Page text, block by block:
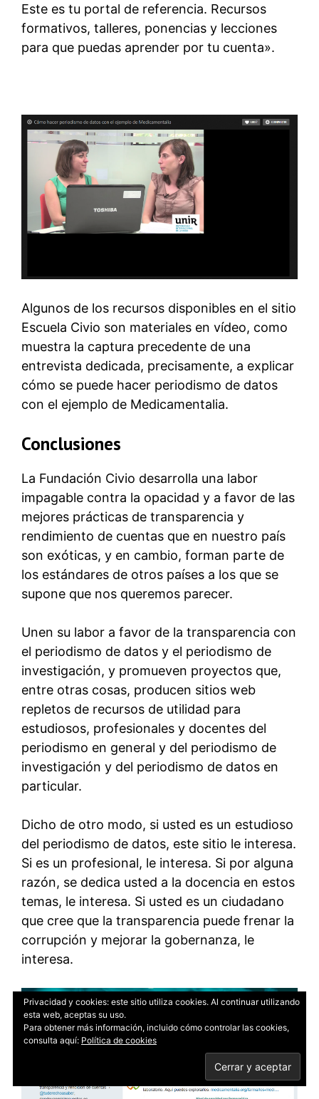
Este es tu portal de referencia. Recursos
formativos, talleres, ponencias y lecciones
para que puedas aprender por tu cuenta».
Algunos de los recursos disponibles en el sitio
Escuela Civio son materiales en vídeo, como
muestra la captura precedente de una
entrevista dedicada, precisamente, a explicar
cómo se puede hacer periodismo de datos
con el ejemplo de Medicamentalia.
Conclusiones
La Fundación Civio desarrolla una labor
impagable contra la opacidad y a favor de las
mejores prácticas de transparencia y
rendimiento de cuentas que en nuestro país
son exóticas, y en cambio, forman parte de
los estándares de otros países a los que se
supone que nos queremos parecer.
Unen su labor a favor de la transparencia con
el periodismo de datos y el periodismo de
investigación, y promueven proyectos que,
entre otras cosas, producen sitios web
repletos de recursos de utilidad para
estudiosos, profesionales y docentes del
periodismo en general y del periodismo de
investigación y del periodismo de datos en
particular.
Dicho de otro modo, si usted es un estudioso
del periodismo de datos, este sitio le interesa.
Si es un profesional, le interesa. Si por alguna
razón, se dedica usted a la docencia en estos
temas, le interesa. Si usted es un ciudadano
que cree que la transparencia puede frenar la
corrupción y mejorar la gobernanza, le
interesa.
Privacidad y cookies: este sitio utiliza cookies. Al continuar utilizando
esta web, aceptas su uso.
Para obtener más información, incluido cómo controlar las cookies,
consulta aquí: Política de cookies